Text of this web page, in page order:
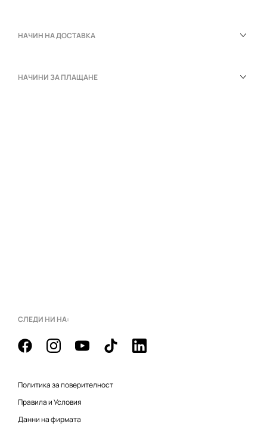
НАЧИН НА ДОСТАВКА
НАЧИНИ ЗА ПЛАЩАНЕ
СЛЕДИ НИ НА:
Политика за поверителност
Правила и Условия
Данни на фирмата